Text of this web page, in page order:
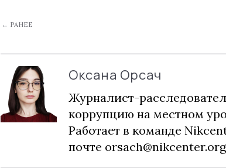
← РАНЕЕ
Оксана Орсач
Журналист-
коррупцию на местном
Работает в команде
почте orsach@nikcenter.org